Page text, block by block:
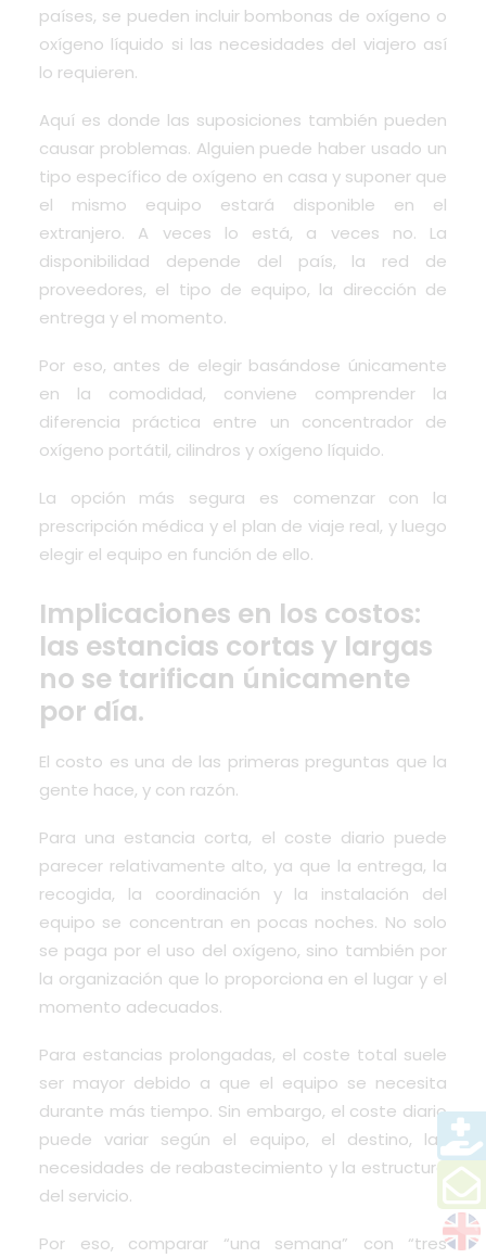
países, se pueden incluir bombonas de oxígeno o
oxígeno líquido si las necesidades del viajero así
lo requieren.
Aquí es donde las suposiciones también pueden
causar problemas. Alguien puede haber usado un
tipo específico de oxígeno en casa y suponer que
el mismo equipo estará disponible en el
extranjero. A veces lo está, a veces no. La
disponibilidad depende del país, la red de
proveedores, el tipo de equipo, la dirección de
entrega y el momento.
Por eso, antes de elegir basándose únicamente
en la comodidad, conviene comprender la
diferencia práctica entre un concentrador de
oxígeno portátil, cilindros y oxígeno líquido.
La opción más segura es comenzar con la
prescripción médica y el plan de viaje real, y luego
elegir el equipo en función de ello.
Implicaciones en los costos:
las estancias cortas y largas
no se tarifican únicamente
por día.
El costo es una de las primeras preguntas que la
gente hace, y con razón.
Para una estancia corta, el coste diario puede
parecer relativamente alto, ya que la entrega, la
recogida, la coordinación y la instalación del
equipo se concentran en pocas noches. No solo
se paga por el uso del oxígeno, sino también por
la organización que lo proporciona en el lugar y el
momento adecuados.
Para estancias prolongadas, el coste total suele
ser mayor debido a que el equipo se necesita
durante más tiempo. Sin embargo, el coste diario
puede variar según el equipo, el destino, las
necesidades de reabastecimiento y la estructura
del servicio.
Por eso, comparar “una semana” con “tres